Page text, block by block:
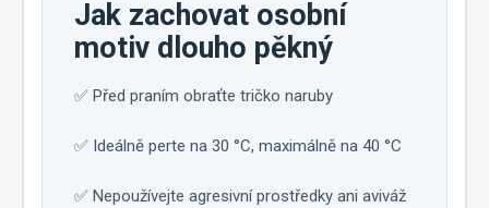
Jak zachovat osobní
motiv dlouho pěkný
✅ Před praním obraťte tričko naruby
✅ Ideálně perte na 30 °C, maximálně na 40 °C
✅ Nepoužívejte agresivní prostředky ani aviváž